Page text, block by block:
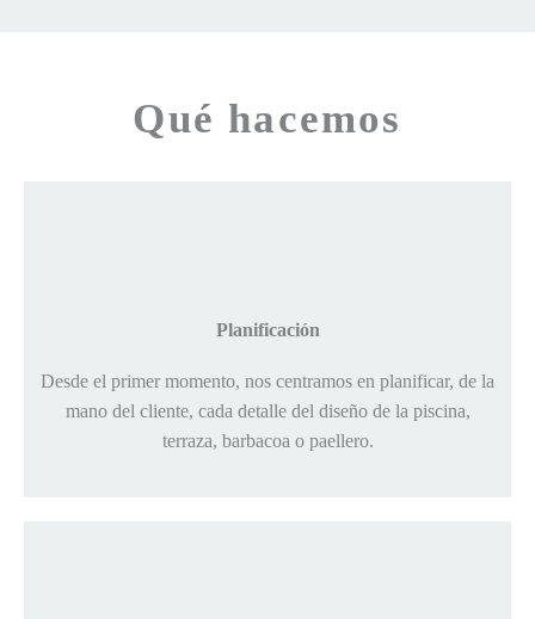
Qué hacemos
Planificación
Desde el primer momento, nos centramos en planificar, de la
mano del cliente, cada detalle del diseño de la piscina,
terraza, barbacoa o paellero.